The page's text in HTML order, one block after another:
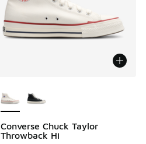
Converse Chuck Taylor
Throwback Hi